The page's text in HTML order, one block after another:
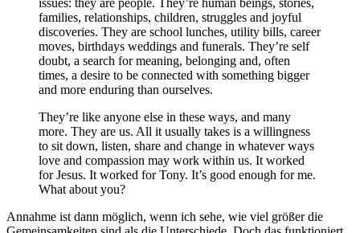
families, relationships, children, struggles and joyful
discoveries. They are school lunches, utility bills, career
moves, birthdays weddings and funerals. They’re self
doubt, a search for meaning, belonging and, often
times, a desire to be connected with something bigger
and more enduring than ourselves.
They’re like anyone else in these ways, and many
more. They are us. All it usually takes is a willingness
to sit down, listen, share and change in whatever ways
love and compassion may work within us. It worked
for Jesus. It worked for Tony. It’s good enough for me.
What about you?
Annahme ist dann möglich, wenn ich sehe, wie viel größer die